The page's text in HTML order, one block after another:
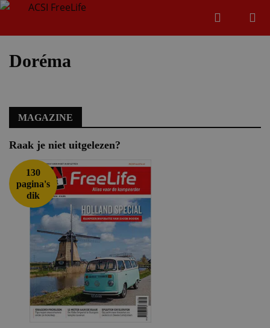
Zoeken
Doréma
MAGAZINE
Raak je niet uitgelezen?
130
pagina's
dik